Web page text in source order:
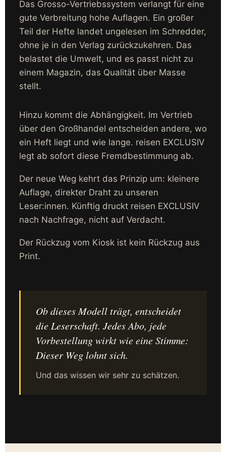
Das Grosso-Vertriebssystem verlangt für eine
gute Verbreitung hohe Auflagen. Ein großer
Teil der Hefte landet ungelesen im Schredder,
ohne je in den Verlag zurückzukehren. Das
belastet die Umwelt, und es passt nicht zu
einem Magazin, das Qualität über Masse
stellt.
Hinzu kommt die Abhängigkeit. Im Vertrieb
über den Großhandel entscheiden andere, wo
ein Heft liegt und wie lange. reisen EXCLUSIV
legt ab sofort diese Fremdbestimmung ab.
Der neue Weg kehrt das Prinzip um: kleinere
Auflage, direkter Draht zu unseren
Leser:innen. Künftig druckt reisen EXCLUSIV
nach Nachfrage, nicht auf Verdacht.
Der Rückzug vom Kiosk ist kein Rückzug aus
Print.
Ob dieses Modell trägt, entscheidet
die Leserschaft. Jedes Abo, jede
Vorbestellung wirkt wie eine Stimme:
Dieser Weg lohnt sich.
Und das wissen wir sehr zu schätzen.